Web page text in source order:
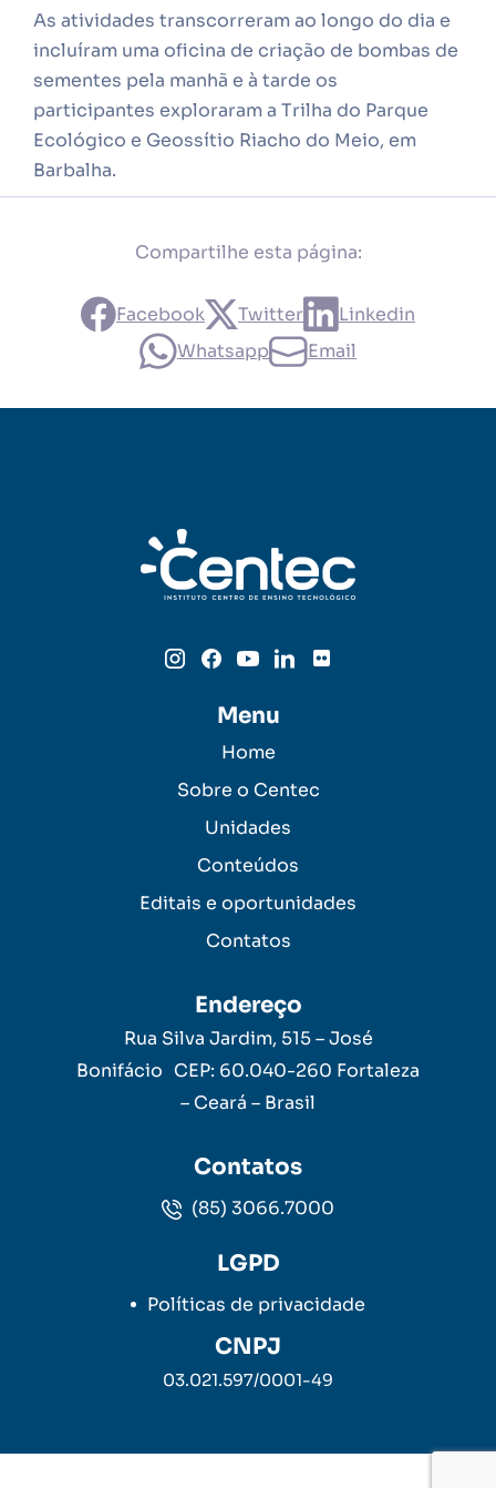
As atividades transcorreram ao longo do dia e
incluíram uma oficina de criação de bombas de
sementes pela manhã e à tarde os
participantes exploraram a Trilha do Parque
Ecológico e Geossítio Riacho do Meio, em
Barbalha.
Compartilhe esta página:
Facebook Twitter
Linkedin
Whatsapp
Email
Menu
Home
Sobre o Centec
Unidades
Conteúdos
Editais e oportunidades
Contatos
Endereço
Rua Silva Jardim, 515 – José
Bonifácio CEP: 60.040-260 Fortaleza
– Ceará – Brasil
Contatos
(85) 3066.7000
LGPD
Políticas de privacidade
CNPJ
03.021.597/0001-49